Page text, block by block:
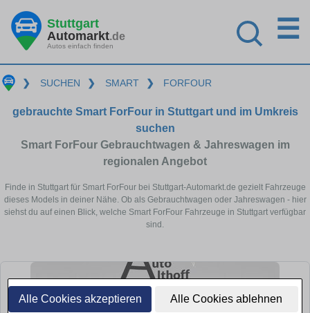
Alle Cookies akzeptieren Alle Cookies ablehnen
Stuttgart
Automarkt.de
Autos einfach finden
☰
❯ SUCHEN ❯ SMART ❯ FORFOUR
gebrauchte Smart ForFour in Stuttgart und im Umkreis
suchen
Smart ForFour Gebrauchtwagen & Jahreswagen im
regionalen Angebot
Finde in Stuttgart für Smart ForFour bei Stuttgart-Automarkt.de gezielt Fahrzeuge
dieses Models in deiner Nähe. Ob als Gebrauchtwagen oder Jahreswagen - hier
siehst du auf einen Blick, welche Smart ForFour Fahrzeuge in Stuttgart verfügbar
sind.